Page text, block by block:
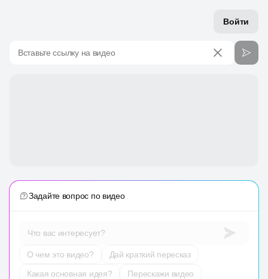
Войти
Вставьте ссылку на видео
Задайте вопрос по видео
Что вас интересует?
О чем это видео?
Дай краткий пересказ
Какая основная идея?
Перескажи видео